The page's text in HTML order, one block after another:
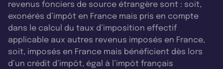
revenus fonciers de source étrangère sont : soit,
exonérés d’impôt en France mais pris en compte
dans le calcul du taux d’imposition effectif
applicable aux autres revenus imposés en France,
soit, imposés en France mais bénéficient dès lors
d’un crédit d’impôt, égal à l’impôt français